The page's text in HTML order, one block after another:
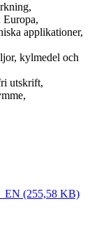
applikationer,
kylmedel och
utskrift,
(255,58 KB)